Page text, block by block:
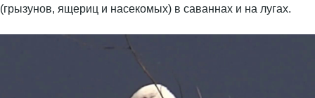
(грызунов, ящериц и насекомых) в саваннах и на лугах.